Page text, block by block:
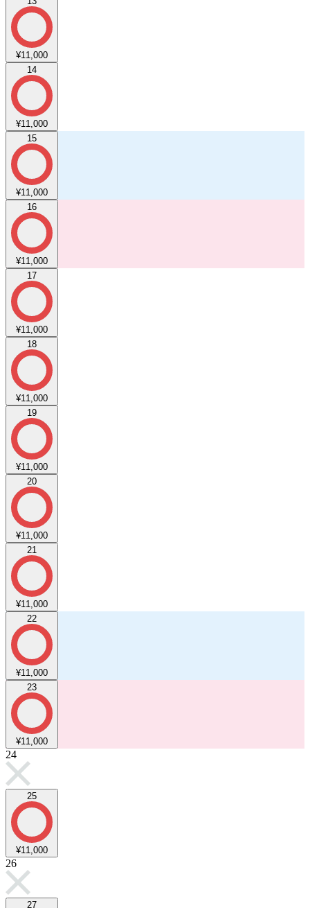
¥11,000
14
¥11,000
15
¥11,000
16
¥11,000
17
¥11,000
18
¥11,000
19
¥11,000
20
¥11,000
21
¥11,000
22
¥11,000
23
¥11,000
24
25
¥11,000
26
27